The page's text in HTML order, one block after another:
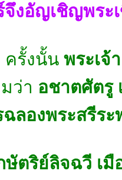
งอัญเชิญพระ
ครั้งนั้น พระเจ้
ว่า อชาตศัตรู
ฉลองพระสรีร
ตริย์ลิจฉวี เมื